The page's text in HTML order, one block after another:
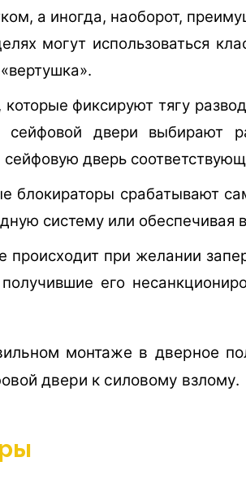
а иногда, наоборот,
могут использоваться
фиксируют тягу
сейфовой двери выбирают
дверь
блокираторы срабатывают
систему или обеспечивая
происходит при желании
его
монтаже в дверное
двери к силовому взлому.